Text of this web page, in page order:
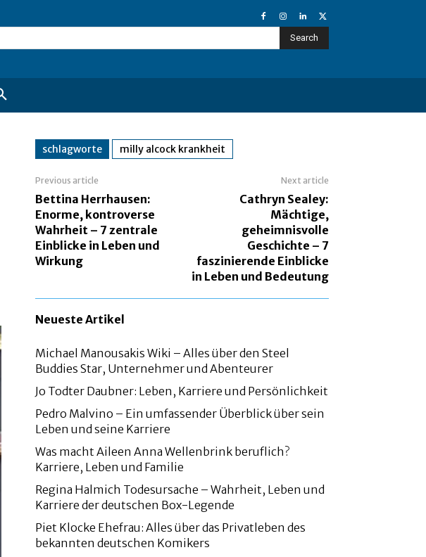
Search
schlagworte milly alcock krankheit
Previous article
Bettina Herrhausen:
Enorme, kontroverse
Wahrheit – 7 zentrale
Einblicke in Leben und
Wirkung
Next article
Cathryn Sealey:
Mächtige,
geheimnisvolle
Geschichte – 7
faszinierende Einblicke
in Leben und Bedeutung
Neueste Artikel
Michael Manousakis Wiki – Alles über den Steel
Buddies Star, Unternehmer und Abenteurer
Jo Todter Daubner: Leben, Karriere und Persönlichkeit
Pedro Malvino – Ein umfassender Überblick über sein
Leben und seine Karriere
Was macht Aileen Anna Wellenbrink beruflich?
Karriere, Leben und Familie
Regina Halmich Todesursache – Wahrheit, Leben und
Karriere der deutschen Box-Legende
Piet Klocke Ehefrau: Alles über das Privatleben des
bekannten deutschen Komikers